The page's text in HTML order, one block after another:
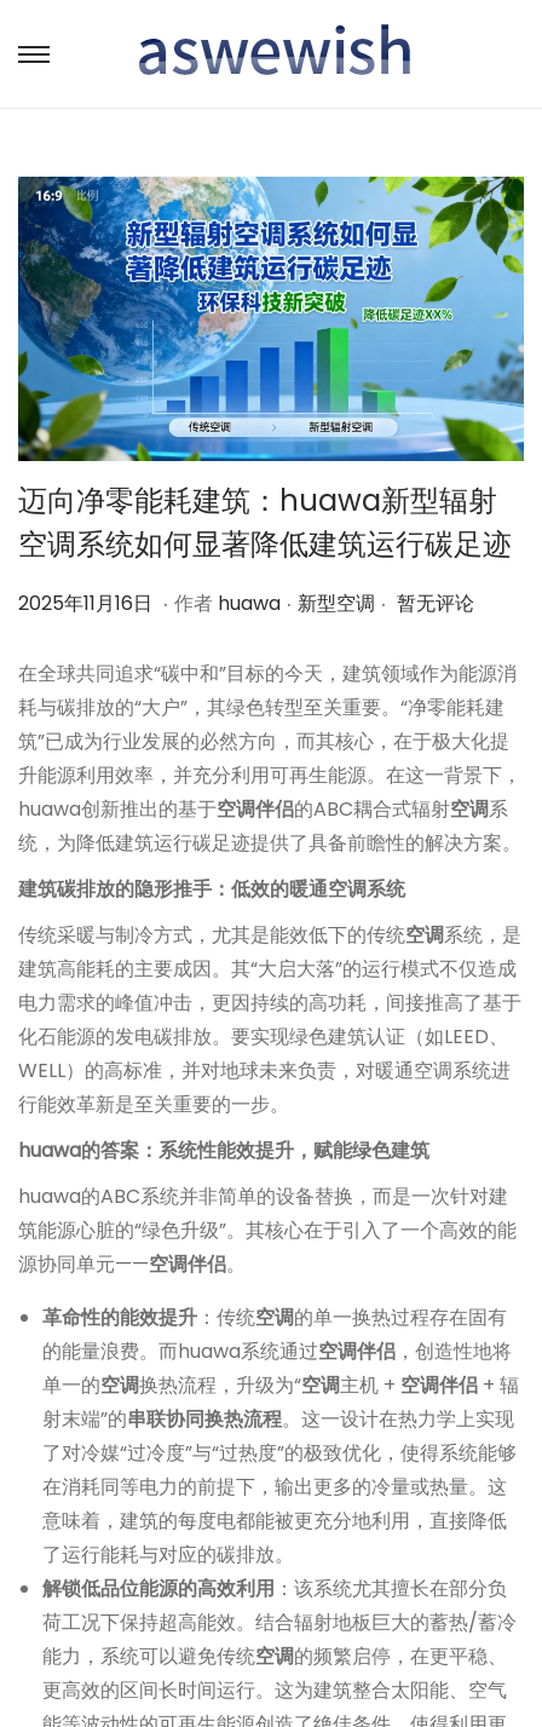
转
航
跳
容
迈向净零能耗建筑：huawa新型辐射
空调系统如何显著降低建筑运行碳足迹
作
2025年11月16日 2
2
5
年
1
月
6
日
. 作者 huawa . 作
新型空调 . 暂无评论
在全球共同追求“碳中和”目标的今天，建筑领域作为能源消
耗与碳排放的“大户”，其绿色转型至关重要。“净零能耗建
筑”已成为行业发展的必然方向，而其核心，在于极大化提
升能源利用效率，并充分利用可再生能源。在这一背景下，
huawa创新推出的基于空调伴侣的ABC耦合式辐射空调系
统，为降低建筑运行碳足迹提供了具备前瞻性的解决方案。
建筑碳排放的隐形推手：低效的暖通空调系统
传统采暖与制冷方式，尤其是能效低下的传统空调系统，是
建筑高能耗的主要成因。其“大启大落”的运行模式不仅造成
电力需求的峰值冲击，更因持续的高功耗，间接推高了基于
化石能源的发电碳排放。要实现绿色建筑认证（如LEED、
WELL）的高标准，并对地球未来负责，对暖通空调系统进
行能效革新是至关重要的一步。
huawa的答案：系统性能效提升，赋能绿色建筑
huawa的ABC系统并非简单的设备替换，而是一次针对建
筑能源心脏的“绿色升级”。其核心在于引入了一个高效的能
源协同单元——空调伴侣。
革命性的能效提升 ：传统空调的单一换热过程存在固有
的能量浪费。而huawa系统通过空调伴侣 ，创造性地将
单一的空调换热流程，升级为“空调主机 + 空调伴侣 + 辐
射末端”的串联协同换热流程。这一设计在热力学上实现
了对冷媒“过冷度”与“过热度”的极致优化，使得系统能够
在消耗同等电力的前提下，输出更多的冷量或热量。这
意味着，建筑的每度电都能被更充分地利用，直接降低
了运行能耗与对应的碳排放。
解锁低品位能源的高效利用 ：该系统尤其擅长在部分负
荷工况下保持超高能效。结合辐射地板巨大的蓄热/蓄冷
能力，系统可以避免传统空调的频繁启停，在更平稳、
更高效的区间长时间运行。这为建筑整合太阳能、空气